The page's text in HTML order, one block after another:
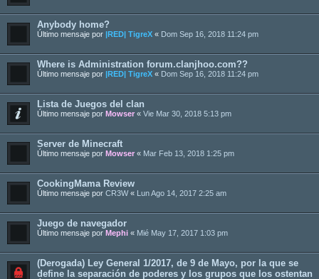
Anybody home?
Último mensaje por |RED| TigreX « Dom Sep 16, 2018 11:24 pm
Where is Administration forum.clanjhoo.com??
Último mensaje por |RED| TigreX « Dom Sep 16, 2018 11:24 pm
Lista de Juegos del clan
Último mensaje por Mowser « Vie Mar 30, 2018 5:13 pm
Server de Minecraft
Último mensaje por Mowser « Mar Feb 13, 2018 1:25 pm
CookingMama Review
Último mensaje por CR3W« Lun Ago 14, 2017 2:25 am
Juego de navegador
Último mensaje por Mephi « Mié May 17, 2017 1:03 pm
(Derogada) Ley General 1/2017, de 9 de Mayo, por la que se
define la separación de poderes y los grupos que los ostentan